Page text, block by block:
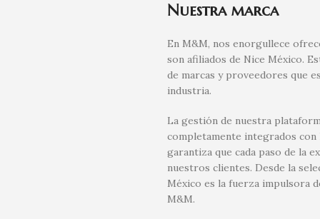
Nuestra marca
En M&M, nos enorgullece
son afiliados de Nice México.
de marcas y proveedores que
industria.
La gestión de nuestra
completamente integrados
garantiza que cada paso de la
nuestros clientes. Desde la
México es la fuerza impulsora
M&M.